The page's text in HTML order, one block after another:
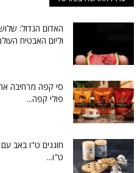
האדום הגדול:
וליום האבטיח
סי קפה מרחיבה
פולי קפה...
חוגגים ט"ו באב
ט"ו...